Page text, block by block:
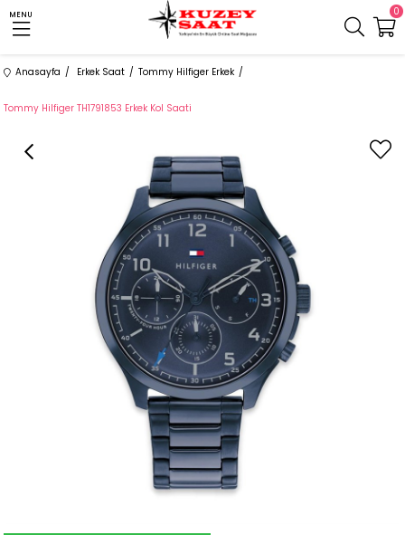
MENU 0
Anasayfa Erkek Saat Tommy Hilfiger Erkek
Tommy Hilfiger TH1791853 Erkek Kol Saati